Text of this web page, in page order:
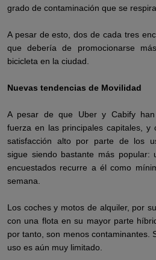
grado de contaminación que se
A pesar de esto, dos de cada tres
que debería de promocionarse
bicicleta en la ciudad.
Nuevas tendencias de Movilidad
A pesar de que Uber y Cabify han
fuerza en las principales capitales, y
satisfacción alto por parte de los
sigue siendo bastante más popular:
encuestados recurre a él como
semana.
Los coches y motos de alquiler, por
con una flota en su mayor parte
por tanto, son menos contaminantes.
uso es aún muy limitado.